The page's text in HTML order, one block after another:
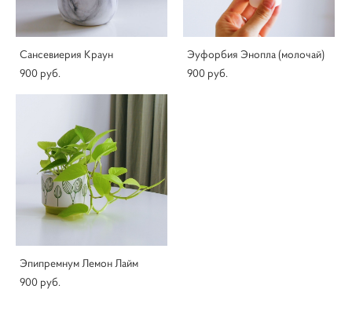
Сансевиерия Краун
900 pуб.
Эуфорбия Энопла (молочай)
900 pуб.
Эпипремнум Лемон Лайм
900 pуб.